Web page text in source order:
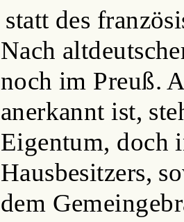
statt des
Nach
noch im Preuß.
anerkannt ist,
Eigentum, doch
Hausbesitzers,
dem